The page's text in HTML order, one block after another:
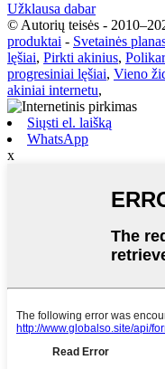
Užklausa dabar
© Autorių teisės -
produktai - Svetainės
lęšiai, Pirkti akinius,
progresiniai lęšiai, Vieno
akiniai internetu,
Siųsti el. laišką
WhatsApp
x